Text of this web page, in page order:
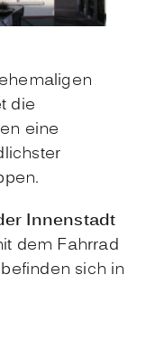
die
eine
Innenstadt
dem Fahrrad
sich in